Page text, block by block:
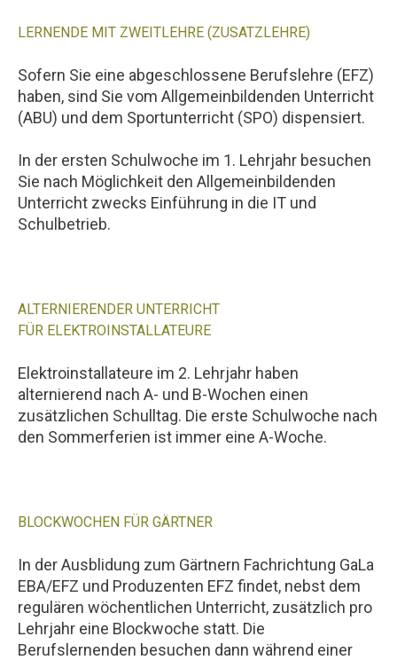
LERNENDE MIT ZWEITLEHRE (ZUSATZLEHRE)
Sofern Sie eine abgeschlossene Berufslehre (EFZ)
haben, sind Sie vom Allgemeinbildenden Unterricht
(ABU) und dem Sportunterricht (SPO) dispensiert.
In der ersten Schulwoche im 1. Lehrjahr besuchen
Sie nach Möglichkeit den Allgemeinbildenden
Unterricht zwecks Einführung in die IT und
Schulbetrieb.
ALTERNIERENDER UNTERRICHT
FÜR ELEKTROINSTALLATEURE
Elektroinstallateure im 2. Lehrjahr haben
alternierend nach A- und B-Wochen einen
zusätzlichen Schulltag. Die erste Schulwoche nach
den Sommerferien ist immer eine A-Woche.
BLOCKWOCHEN FÜR GÄRTNER
In der Ausblidung zum Gärtnern Fachrichtung GaLa
EBA/EFZ und Produzenten EFZ findet, nebst dem
regulären wöchentlichen Unterricht, zusätzlich pro
Lehrjahr eine Blockwoche statt. Die
Berufslernenden besuchen dann während einer